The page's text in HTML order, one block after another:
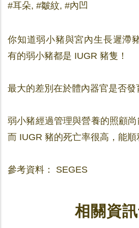
#耳朵, #皺紋, #內凹
你知道弱小豬與宮內生長遲滯
有的弱小豬都是 IUGR 豬隻！
最大的差別在於體內器官是否發
弱小豬經過管理與營養的照顧尚
而 IUGR 豬的死亡率很高，能順
參考資料： SEGES
相關資